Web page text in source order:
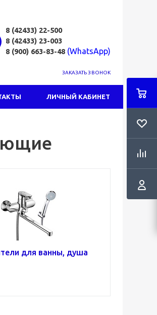
8 (42433) 22-500
8 (42433) 23-003
8 (900) 663-83-48 (WhatsApp)
ЗАКАЗАТЬ ЗВОНОК
ЛИЧНЫЙ КАБИНЕТ
для ванны, душа